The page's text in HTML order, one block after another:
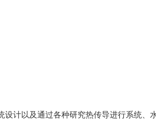
计以及通过各种研究热传导进行系统、